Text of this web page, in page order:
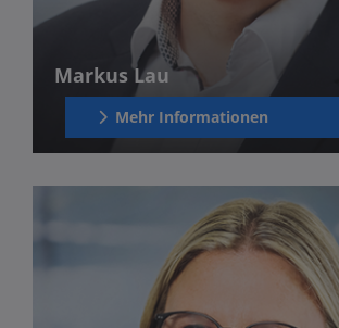
Markus Lau
Mehr Informationen